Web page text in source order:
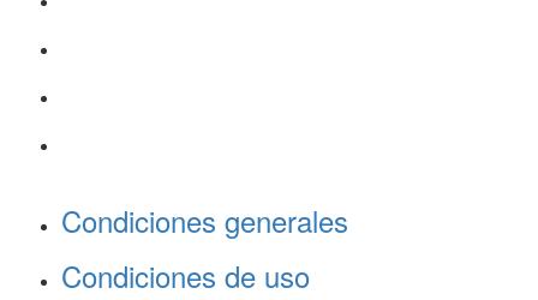
Condiciones generales
Condiciones de uso